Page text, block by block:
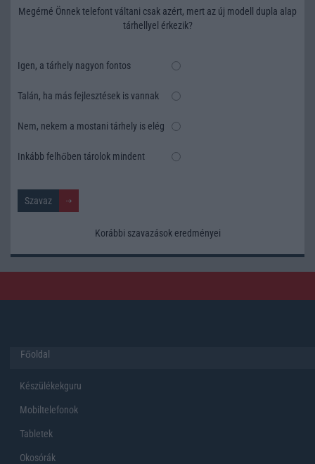
Megérné Önnek telefont váltani csak azért, mert az új modell dupla alap
tárhellyel érkezik?
Igen, a tárhely nagyon fontos
Talán, ha más fejlesztések is vannak
Nem, nekem a mostani tárhely is elég
Inkább felhőben tárolok mindent
Korábbi szavazások eredményei
Főoldal
Készülékekguru
Mobiltelefonok
Tabletek
Okosórák